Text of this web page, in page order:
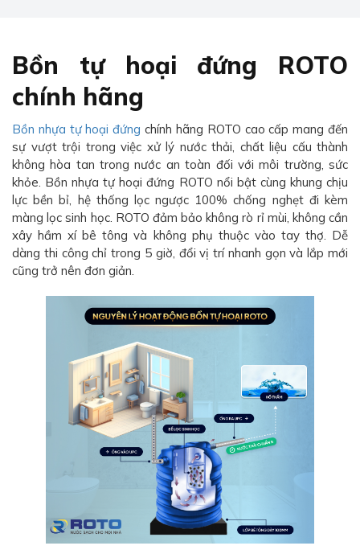
Bồn tự hoại đứng ROTO
chính hãng
Bồn nhựa tự hoại đứng chính hãng ROTO cao cấp mang đến
sự vượt trội trong việc xử lý nước thải, chất liệu cấu thành
không hòa tan trong nước an toàn đối với môi trường, sức
khỏe. Bồn nhựa tự hoại đứng ROTO nổi bật cùng khung chịu
lực bền bỉ, hệ thống lọc ngược 100% chống nghẹt đi kèm
màng lọc sinh học. ROTO đảm bảo không rò rỉ mùi, không cần
xây hầm xí bê tông và không phụ thuộc vào tay thợ. Dễ
dàng thi công chỉ trong 5 giờ, đổi vị trí nhanh gọn và lắp mới
cũng trở nên đơn giản.